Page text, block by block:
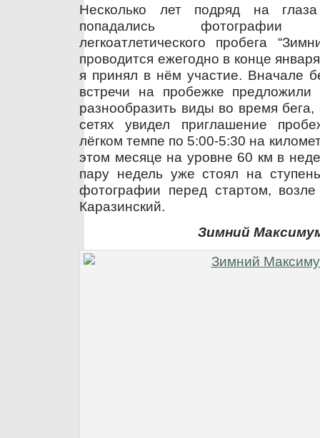
Несколько лет подряд на
попадались фотографии
легкоатлетического пробега
проводится ежегодно в конце
я принял в нём участие. Вначале
встречи на пробежке предложили
разнообразить виды во время
сетях увидел приглашение
лёгком темпе по 5:00-5:30 на
этом месяце на уровне 60 км в
пару недель уже стоял на
фотографии перед стартом, возле
Каразинский.
Зимний